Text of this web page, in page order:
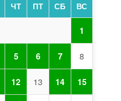
ЧТ ПТ СБ ВС
1
5 6 7 8
12 13 14 15